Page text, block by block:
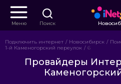
Меню Поиск
Подключить интернет Новосибирск
1-й Каменогорский переулок
6
Провайдеры